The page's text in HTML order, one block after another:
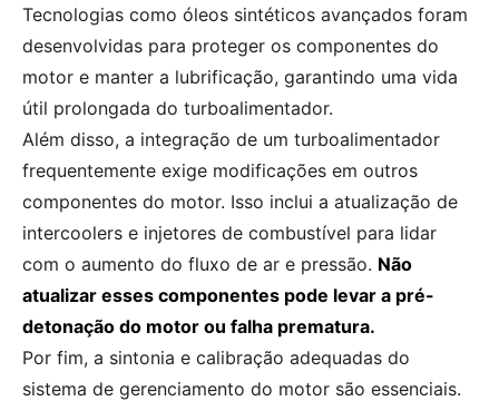
Tecnologias como óleos sintéticos avançados foram
desenvolvidas para proteger os componentes do
motor e manter a lubrificação, garantindo uma vida
útil prolongada do turboalimentador.
Além disso, a integração de um turboalimentador
frequentemente exige modificações em outros
componentes do motor. Isso inclui a atualização de
intercoolers e injetores de combustível para lidar
com o aumento do fluxo de ar e pressão. Não
atualizar esses componentes pode levar a pré-
detonação do motor ou falha prematura.
Por fim, a sintonia e calibração adequadas do
sistema de gerenciamento do motor são essenciais.